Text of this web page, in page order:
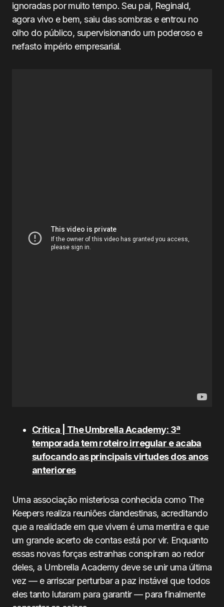
ignoradas por muito tempo. Seu pai, Reginald,
agora vivo e bem, saiu das sombras e entrou no
olho do público, supervisionando um poderoso e
nefasto império empresarial.
Crítica | The Umbrella Academy: 3ª
temporada tem roteiro irregular e acaba
sufocando as principais virtudes dos anos
anteriores
Uma associação misteriosa conhecida como The
Keepers realiza reuniões clandestinas, acreditando
que a realidade em que vivem é uma mentira e que
um grande acerto de contas está por vir. Enquanto
essas novas forças estranhas conspiram ao redor
deles, a Umbrella Academy deve se unir uma última
vez — e arriscar perturbar a paz instável que todos
eles tanto lutaram para garantir — para finalmente